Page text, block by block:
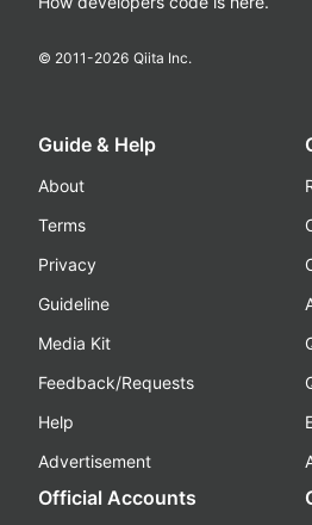
© 2011-2026 Qiita Inc.
Guide & Help
About
Terms
Privacy
Guideline
Media Kit
Feedback/Requests
Help
Advertisement
Official Accounts